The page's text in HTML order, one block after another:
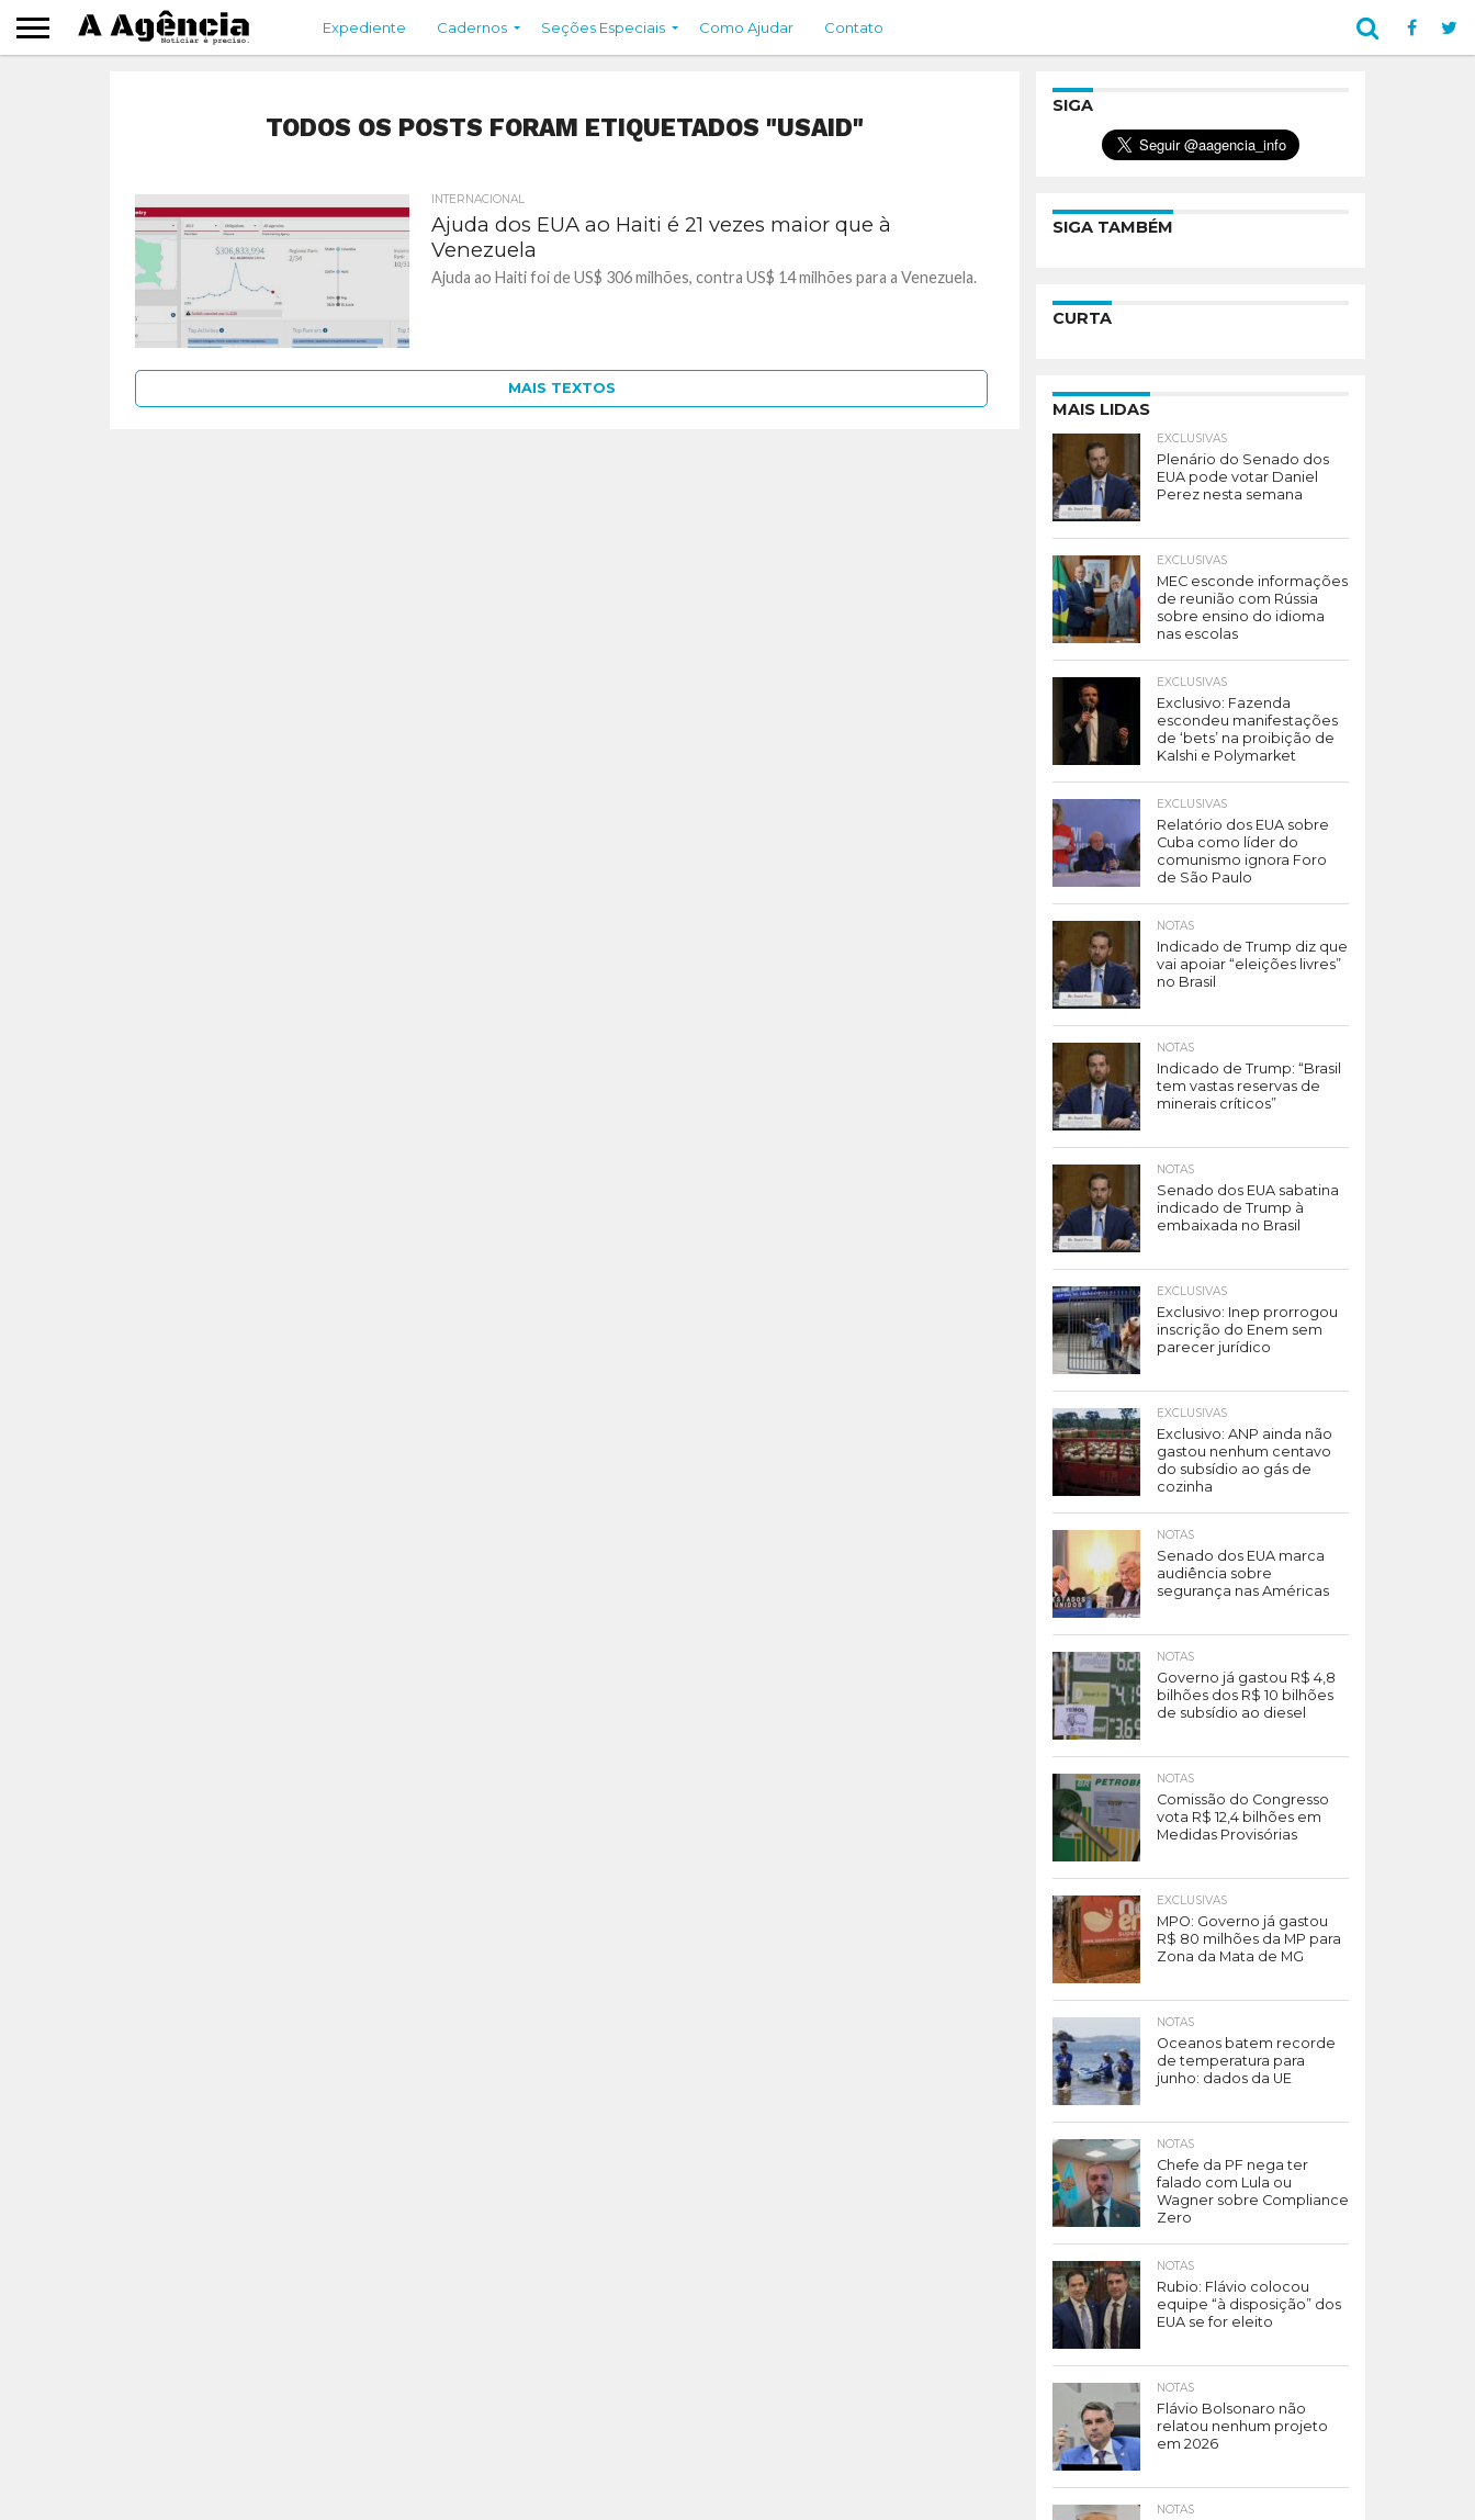
Expediente Cadernos Seções Especiais Como Ajudar Contato
TODOS OS POSTS FORAM ETIQUETADOS "USAID"
INTERNACIONAL
Ajuda dos EUA ao Haiti é 21 vezes maior que à
Venezuela
Ajuda ao Haiti foi de US$ 306 milhões, contra US$ 14 milhões para a Venezuela.
MAIS TEXTOS
SIGA
SIGA TAMBÉM
CURTA
MAIS LIDAS
EXCLUSIVAS
Plenário do Senado dos
EUA pode votar Daniel
Perez nesta semana
EXCLUSIVAS
MEC esconde informações
de reunião com Rússia
sobre ensino do idioma
nas escolas
EXCLUSIVAS
Exclusivo: Fazenda
escondeu manifestações
de ‘bets’ na proibição de
Kalshi e Polymarket
EXCLUSIVAS
Relatório dos EUA sobre
Cuba como líder do
comunismo ignora Foro
de São Paulo
NOTAS
Indicado de Trump diz que
vai apoiar “eleições livres”
no Brasil
NOTAS
Indicado de Trump: “Brasil
tem vastas reservas de
minerais críticos”
NOTAS
Senado dos EUA sabatina
indicado de Trump à
embaixada no Brasil
EXCLUSIVAS
Exclusivo: Inep prorrogou
inscrição do Enem sem
parecer jurídico
EXCLUSIVAS
Exclusivo: ANP ainda não
gastou nenhum centavo
do subsídio ao gás de
cozinha
NOTAS
Senado dos EUA marca
audiência sobre
segurança nas Américas
NOTAS
Governo já gastou R$ 4,8
bilhões dos R$ 10 bilhões
de subsídio ao diesel
NOTAS
Comissão do Congresso
vota R$ 12,4 bilhões em
Medidas Provisórias
EXCLUSIVAS
MPO: Governo já gastou
R$ 80 milhões da MP para
Zona da Mata de MG
NOTAS
Oceanos batem recorde
de temperatura para
junho: dados da UE
NOTAS
Chefe da PF nega ter
falado com Lula ou
Wagner sobre Compliance
Zero
NOTAS
Rubio: Flávio colocou
equipe “à disposição” dos
EUA se for eleito
NOTAS
Flávio Bolsonaro não
relatou nenhum projeto
em 2026
NOTAS